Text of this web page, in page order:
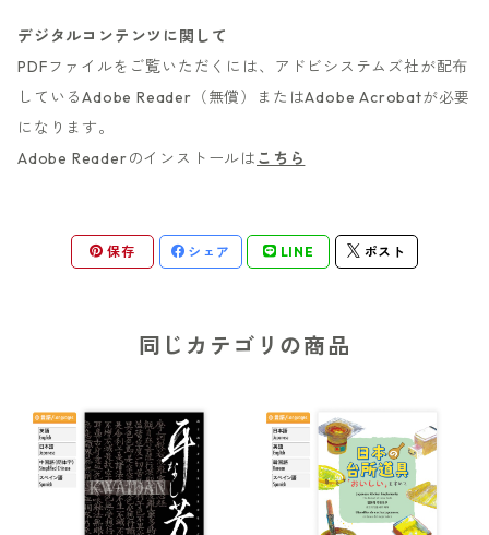
デジタルコンテンツに関して
PDFファイルをご覧いただくには、アドビシステムズ社が配布
しているAdobe Reader（無償）またはAdobe Acrobatが必要
になります。
Adobe Readerのインストールは こちら
保存 シェア LINE ポスト
同じカテゴリの商品